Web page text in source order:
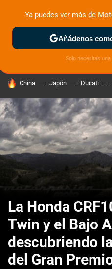
ZONA DE PRUEBAS
HOY SE HABLA DE
China Japón Ducati
La Honda
Twin y el Bajo
descubriendo
del Gran
Ya puedes ver más de
Añádenos
Solo necesitas